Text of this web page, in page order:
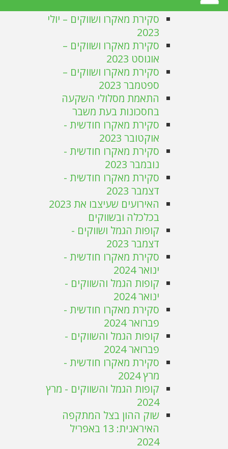
סקירת מאקרו ושווקים – יולי
2023
סקירת מאקרו ושווקים –
אוגוסט 2023
סקירת מאקרו ושווקים –
ספטמבר 2023
התאמת מסלולי השקעה
בחסכונות בעת משבר
סקירת מאקרו חודשית -
אוקטובר 2023
סקירת מאקרו חודשית -
נובמבר 2023
סקירת מאקרו חודשית -
דצמבר 2023
האירועים שעיצבו את 2023
בכלכלה ובשווקים
קופות הגמל ושווקים -
דצמבר 2023
סקירת מאקרו חודשית -
ינואר 2024
קופות הגמל והשווקים -
ינואר 2024
סקירת מאקרו חודשית -
פברואר 2024
קופות הגמל והשווקים -
פברואר 2024
סקירת מאקרו חודשית -
מרץ 2024
קופות הגמל והשווקים - מרץ
2024
שוק ההון בצל המתקפה
האיראנית: 13 באפריל
2024